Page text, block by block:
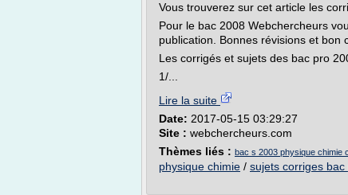
Vous trouverez sur cet article les
Pour le bac 2008 Webchercheurs
publication. Bonnes révisions et bon
Les corrigés et sujets des bac pro
1/...
Lire la suite
Date: 2017-05-15 03:29:27
Site : webchercheurs.com
Thèmes liés : bac s 2003 physique chimie
physique chimie / sujets corriges